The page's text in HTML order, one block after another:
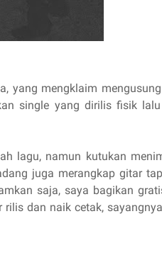
yang mengklaim
single yang dirilis fisik
lagu, namun kutukan
juga merangkap gitar
saja, saya bagikan
rilis dan naik cetak,